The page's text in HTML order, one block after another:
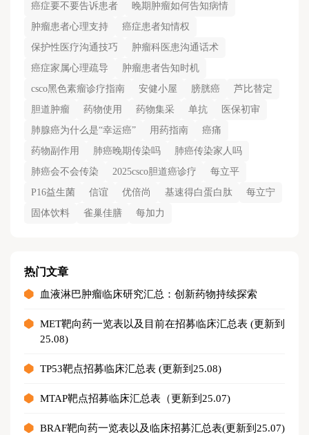
癌症要不要告诉患者
晚期肿瘤如何告知病情
肿瘤患者心理支持
癌症患者知情权
保护性医疗沟通技巧
肿瘤科医患沟通话术
癌症家属心理疏导
肿瘤患者告知时机
csco黑色素瘤诊疗指南
安健小屋 膀胱癌
芦比替定
胆道肿瘤
药物使用 药物集采 单抗
医保初审
肺腺癌为什么是“幸运癌”
用药指南
癌痛
药物副作用
肺癌晚期传染吗
肺癌传染家人吗
肺癌会不会传染
2025csco胆道癌诊疗
每立平
P16益生菌
信谊 优倍尚 基速得白蛋白肽
每立宁
固体饮料
雀巢佳膳 每加力
热门文章
血液淋巴肿瘤临床研究汇总：创新药物持续探索
MET靶向药一览表以及目前在招募临床汇总表 (更新到
25.08)
TP53靶点招募临床汇总表 (更新到25.08)
MTAP靶点招募临床汇总表（更新到25.07)
BRAF靶向药一览表以及临床招募汇总表(更新到25.07)